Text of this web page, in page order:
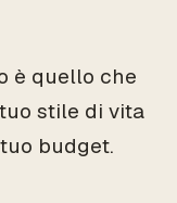
è quello che
stile di vita
budget.